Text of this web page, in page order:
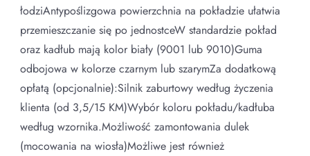
łodziAntypoślizgowa powierzchnia na pokładzie ułatwia
przemieszczanie się po jednostceW standardzie pokład
oraz kadłub mają kolor biały (9001 lub 9010)Guma
odbojowa w kolorze czarnym lub szarymZa dodatkową
opłatą (opcjonalnie):Silnik zaburtowy według życzenia
klienta (od 3,5/15 KM)Wybór koloru pokładu/kadłuba
według wzornika.Możliwość zamontowania dulek
(mocowania na wiosła)Możliwe jest również